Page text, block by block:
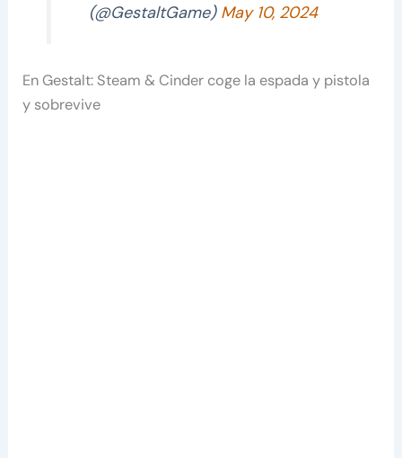
(@GestaltGame) May 10, 2024
En Gestalt: Steam & Cinder coge la espada y pistola
y sobrevive